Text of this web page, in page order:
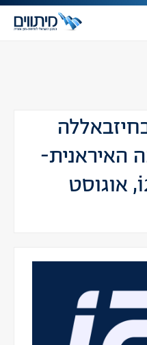
האיראנית-
עומר צנעני ב-i24, אוגוסט